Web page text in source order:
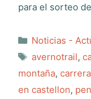
para el sorteo
Categorías
Noticias -
Etiquetas
avernotrail,
montaña,
en castellon,